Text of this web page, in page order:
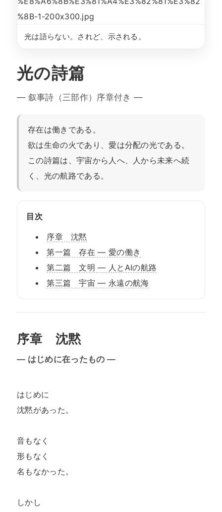
光は語らない。されど、示される。
光の詩篇
— 叙事詩（三部作）序章付き —
存在は働きである。
欲は生命の火であり、愛は分配の光である。
この詩篇は、宇宙から人へ、人から未来へ続
く、光の航路である。
目次
序章 沈黙
第一篇 存在 ― 愛の働き
第二篇 文明 ― 人とAIの航路
第三篇 宇宙 ― 永遠の航海
序章 沈黙
— はじめに在ったもの —
はじめに
沈黙があった。
音もなく
形もなく
名もなかった。
しかし